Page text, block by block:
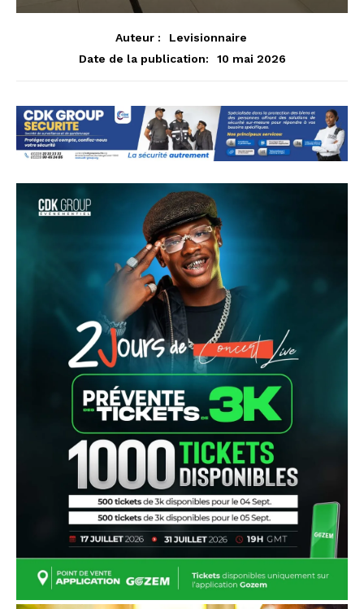
Auteur :
Levisionnaire
Date de la publication:
10 mai 2026